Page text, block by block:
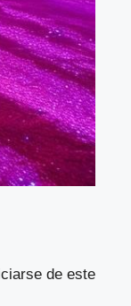
de este